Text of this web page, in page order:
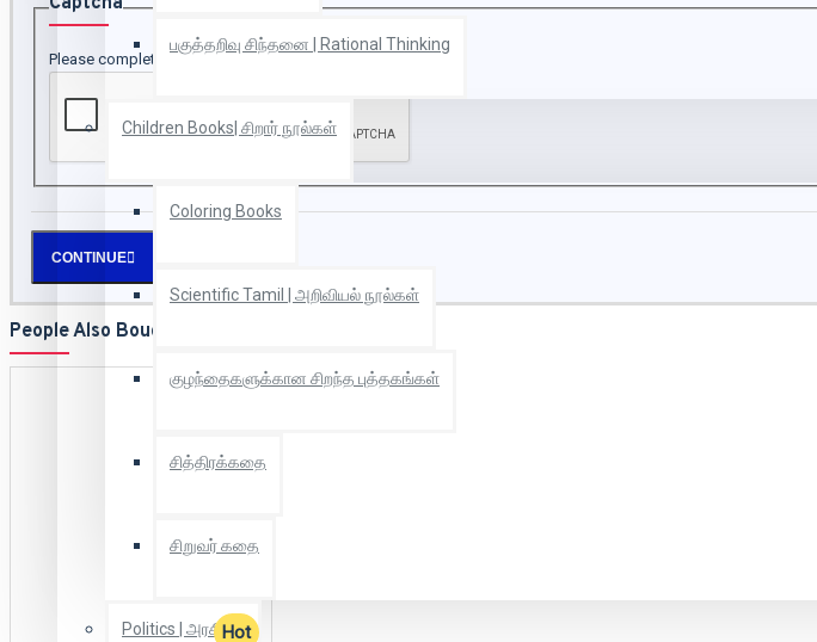
பகுத்தறிவு சிந்தனை | Rational Thinking
Children Books| சிறார் நூல்கள்
Coloring Books
Scientific Tamil | அறிவியல் நூல்கள்
குழந்தைகளுக்கான சிறந்த புத்தகங்கள்
சித்திரக்கதை
சிறுவர் கதை
Politics | அரசியல்
Please complete the captcha validation below
CONTINUE
People Also Bought
Hot